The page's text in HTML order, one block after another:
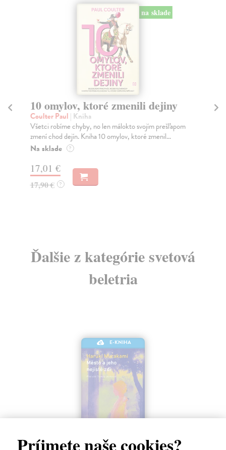
Príjmete naše cookies?
na sklade
10 omylov, ktoré zmenili dejiny
Coulter Paul | Kniha
Všetci robíme chyby, no len málokto svojím prešľapom
zmení chod dejín. Kniha 10 omylov, ktoré zmenil...
Na sklade ?
17,01 €
17,90 € ?
Ďalšie z kategórie svetová
beletria
E-KNIHA